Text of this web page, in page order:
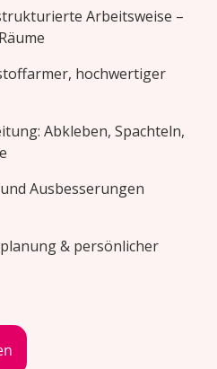
Arbeitsweise –
hochwertiger
Abkleben, Spachteln,
Ausbesserungen
& persönlicher